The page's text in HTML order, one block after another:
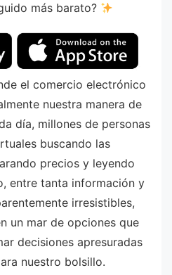
más barato?
el comercio electrónico
nuestra manera de
día, millones de personas
buscando las
precios y leyendo
entre tanta información y
irresistibles,
un mar de opciones que
decisiones apresuradas
nuestro bolsillo.